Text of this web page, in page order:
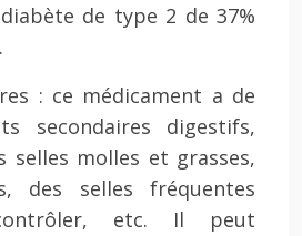
de type 2 de 37%
: ce médicament a de
secondaires digestifs,
selles molles et grasses,
des selles fréquentes
etc. Il peut